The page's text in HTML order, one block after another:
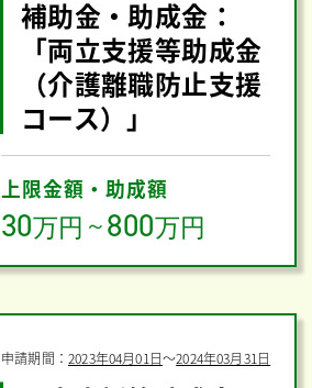
補助金・助成金：
「両立支援等助成金
（介護離職防止支援
コース）」
上限金額・助成額
30万円 ～800万円
申請期間：2023年04月01日〜2024年03月31日